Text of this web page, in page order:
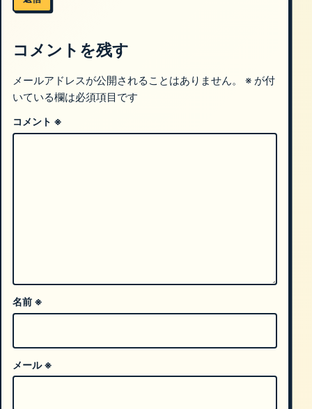
コメントを残す
メールアドレスが公開されることはありません。 ※ が付
いている欄は必須項目です
コメント ※
名前 ※
メール※